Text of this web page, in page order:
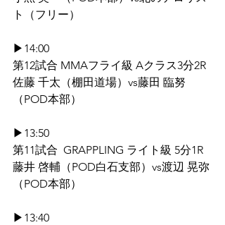
ト（フリー）
▶14:00
第12試合 MMAフライ級 Aクラス3分2R
佐藤 千太（棚田道場）vs藤田 臨努
（POD本部）
▶13:50
第11試合  GRAPPLING ライト級 5分1R
藤井 啓輔（POD白石支部）vs渡辺 晃弥
（POD本部）
▶13:40